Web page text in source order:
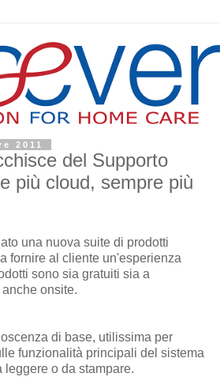
2011
del Supporto
più cloud, sempre più
una nuova suite di prodotti
fornire al cliente un'esperienza
sono sia gratuiti sia a
onsite.
di base, utilissima per
funzionalità principali del sistema
o da stampare.